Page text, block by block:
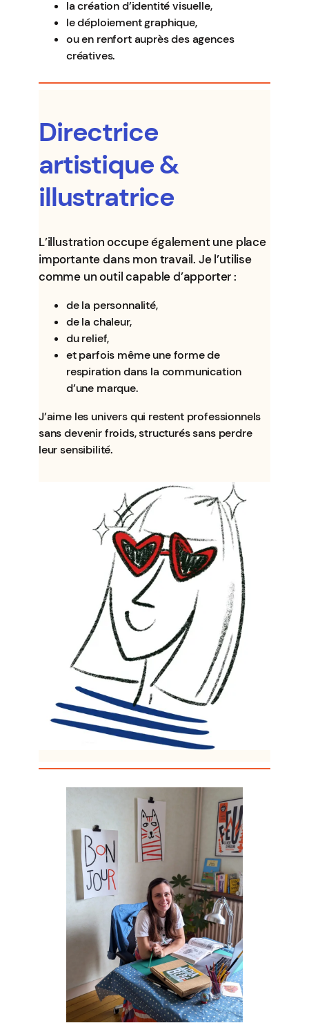
la création d’identité visuelle,
le déploiement graphique,
ou en renfort auprès des agences
créatives.
Directrice
artistique &
illustratrice
L’illustration occupe également une place
importante dans mon travail. Je l’utilise
comme un outil capable d’apporter :
de la personnalité,
de la chaleur,
du relief,
et parfois même une forme de
respiration dans la communication
d’une marque.
J’aime les univers qui restent professionnels
sans devenir froids, structurés sans perdre
leur sensibilité.